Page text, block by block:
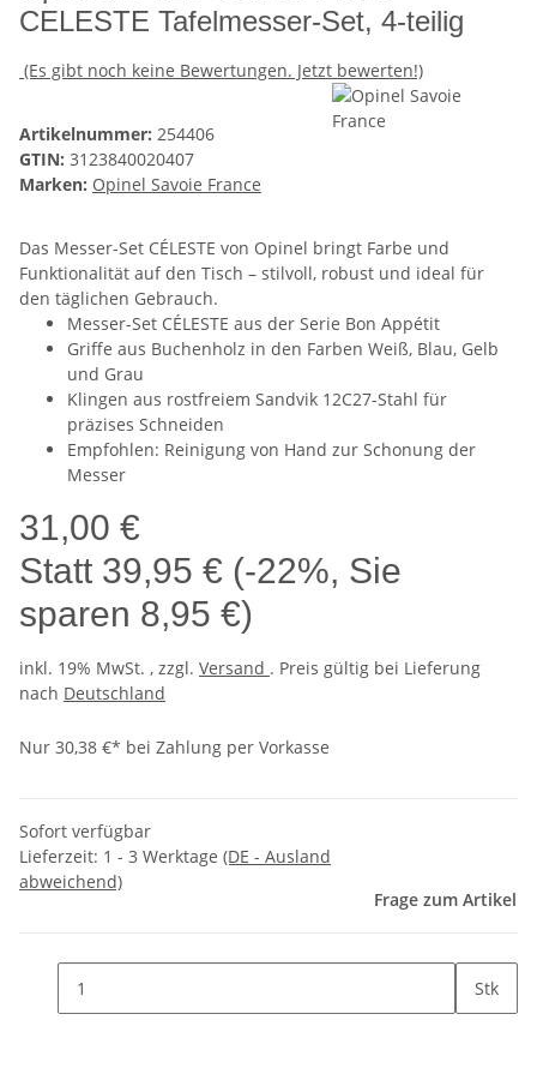
CELESTE Tafelmesser-Set, 4-teilig
(Es gibt noch keine Bewertungen. Jetzt bewerten!)
Artikelnummer: 254406
GTIN: 3123840020407
Marken: Opinel Savoie France
Das Messer-Set CÉLESTE von Opinel bringt Farbe und
Funktionalität auf den Tisch – stilvoll, robust und ideal für
den täglichen Gebrauch.
Messer-Set CÉLESTE aus der Serie Bon Appétit
Griffe aus Buchenholz in den Farben Weiß, Blau, Gelb
und Grau
Klingen aus rostfreiem Sandvik 12C27-Stahl für
präzises Schneiden
Empfohlen: Reinigung von Hand zur Schonung der
Messer
31,00 €
Statt 39,95 € (-22%, Sie
sparen 8,95 €)
inkl. 19% MwSt. , zzgl. Versand . Preis gültig bei Lieferung
nach Deutschland
Nur 30,38 €* bei Zahlung per Vorkasse
Sofort verfügbar
Lieferzeit: 1 - 3 Werktage (DE - Ausland
abweichend)
Frage zum Artikel
Stk